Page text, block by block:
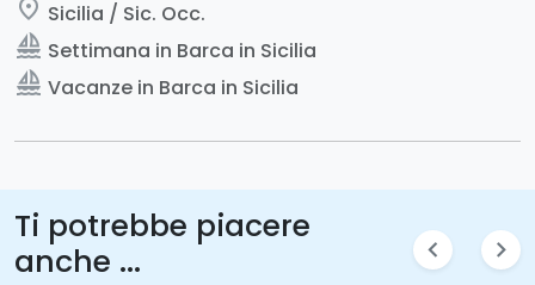
place Sicilia / Sic. Occ.
sailing Settimana in Barca in Sicilia
sailing Vacanze in Barca in Sicilia
Ti potrebbe piacere
anche ...
chevron_left chevron_right